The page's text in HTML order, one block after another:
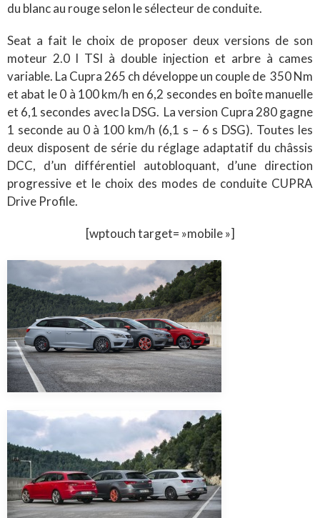
du blanc au rouge selon le sélecteur de conduite.
Seat a fait le choix de proposer deux versions de son
moteur 2.0 l TSI à double injection et arbre à cames
variable. La Cupra 265 ch développe un couple de 350 Nm
et abat le 0 à 100 km/h en 6,2 secondes en boîte manuelle
et 6,1 secondes avec la DSG. La version Cupra 280 gagne
1 seconde au 0 à 100 km/h (6,1 s – 6 s DSG). Toutes les
deux disposent de série du réglage adaptatif du châssis
DCC, d’un différentiel autobloquant, d’une direction
progressive et le choix des modes de conduite CUPRA
Drive Profile.
[wptouch target= »mobile »]